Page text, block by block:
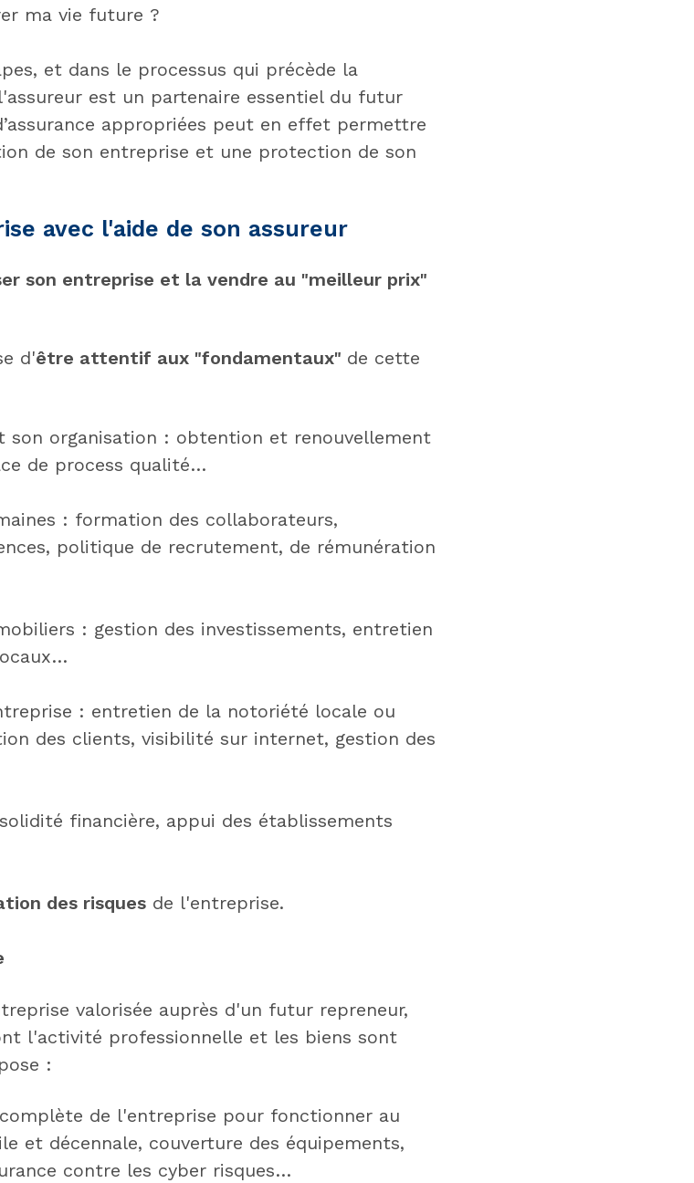
ma vie future ?
et dans le processus qui précède la
est un partenaire essentiel du futur
appropriées peut en effet permettre
de son entreprise et une protection de son
avec l'aide de son assureur
son entreprise et la vendre au "meilleur prix"
d'être attentif aux "fondamentaux" de cette
son organisation : obtention et renouvellement
de process qualité…
: formation des collaborateurs,
politique de recrutement, de rémunération
: gestion des investissements, entretien
: entretien de la notoriété locale ou
des clients, visibilité sur internet, gestion des
financière, appui des établissements
des risques de l'entreprise.
valorisée auprès d'un futur repreneur,
l'activité professionnelle et les biens sont
:
de l'entreprise pour fonctionner au
et décennale, couverture des équipements,
contre les cyber risques…